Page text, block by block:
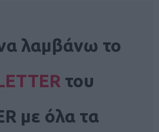
λαμβάνω το
του
με όλα τα